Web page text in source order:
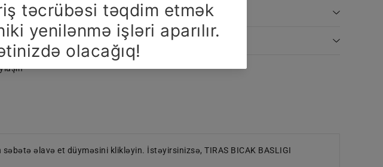
Və Qaydalar
əlavə et düyməsini klikləyin. İstəyirsinizsə, TIRAS BICAK BASLIGI